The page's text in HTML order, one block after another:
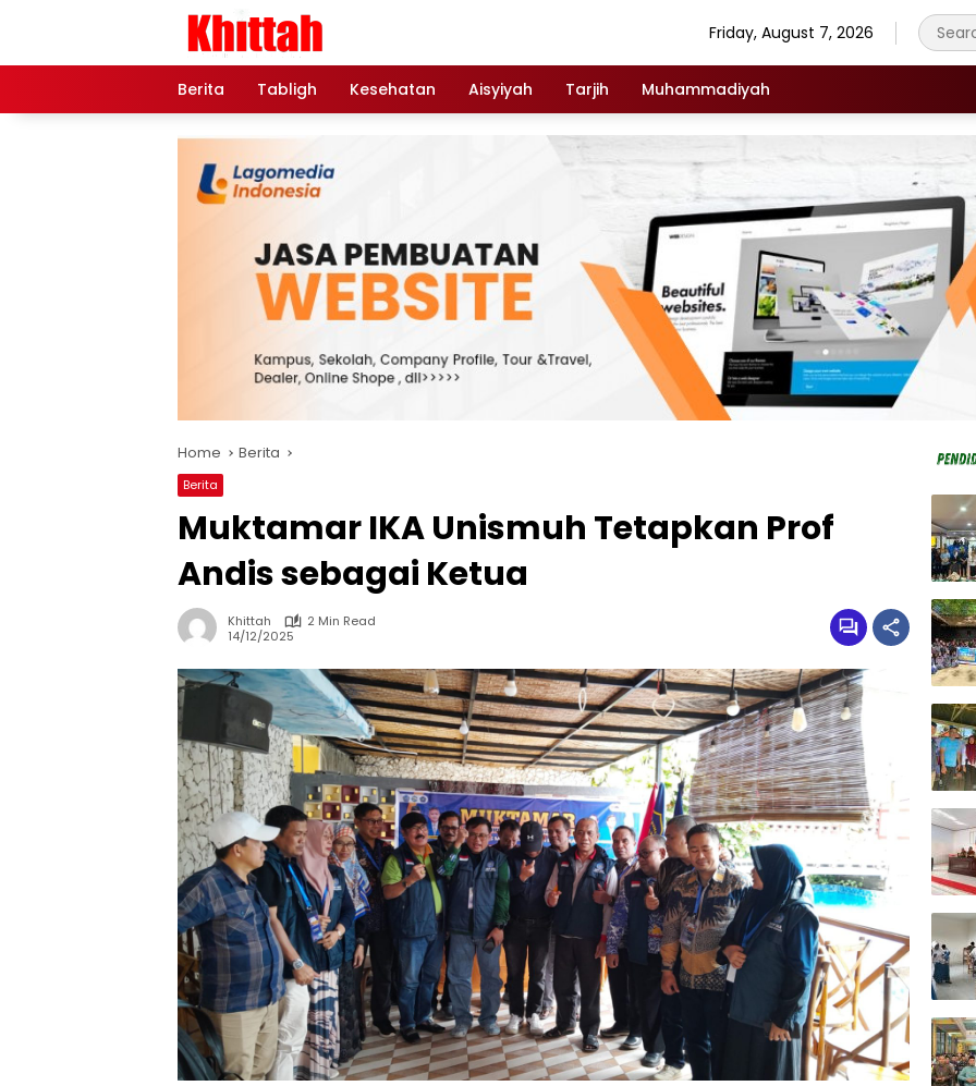
Friday, August 7, 2026
Berita Tabligh Kesehatan Aisyiyah Tarjih Muhammadiyah
Home Berita
Berita
Muktamar IKA Unismuh Tetapkan Prof
Andis sebagai Ketua
Khittah
2 Min Read
14/12/2025